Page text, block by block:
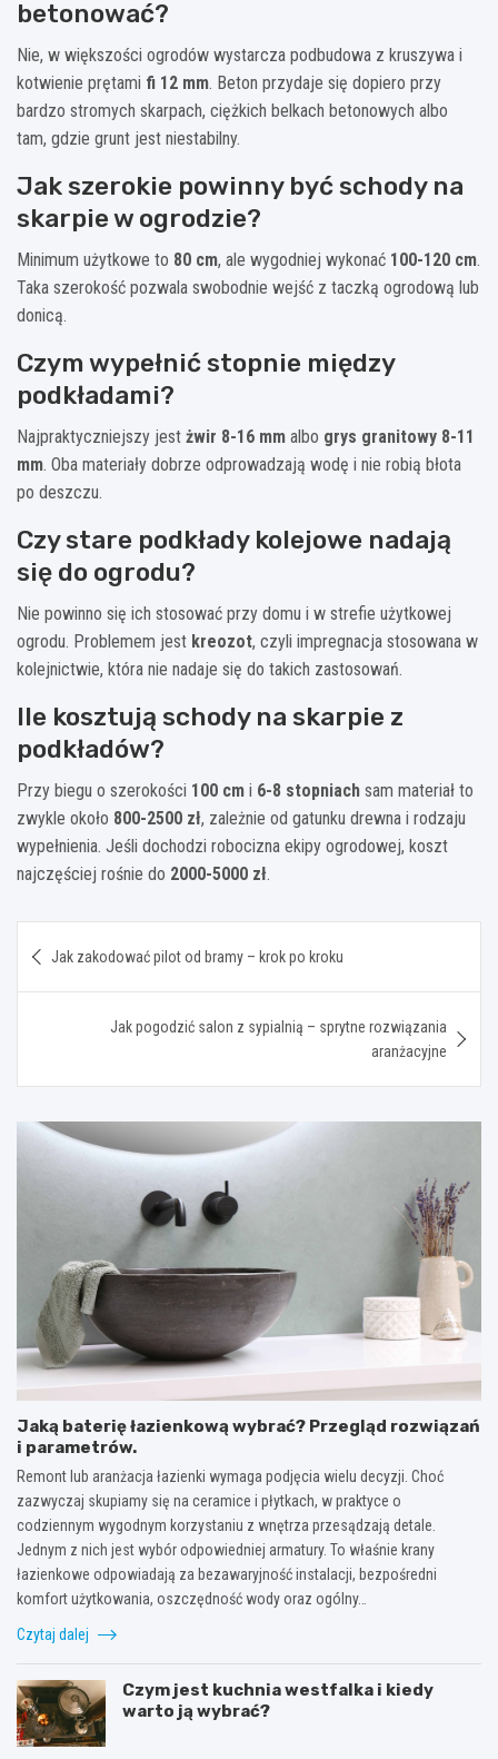
betonować?
Nie, w większości ogrodów wystarcza podbudowa z kruszywa i
kotwienie prętami fi 12 mm. Beton przydaje się dopiero przy
bardzo stromych skarpach, ciężkich belkach betonowych albo
tam, gdzie grunt jest niestabilny.
Jak szerokie powinny być schody na
skarpie w ogrodzie?
Minimum użytkowe to 80 cm, ale wygodniej wykonać 100-120 cm.
Taka szerokość pozwala swobodnie wejść z taczką ogrodową lub
donicą.
Czym wypełnić stopnie między
podkładami?
Najpraktyczniejszy jest żwir 8-16 mm albo grys granitowy 8-11
mm. Oba materiały dobrze odprowadzają wodę i nie robią błota
po deszczu.
Czy stare podkłady kolejowe nadają
się do ogrodu?
Nie powinno się ich stosować przy domu i w strefie użytkowej
ogrodu. Problemem jest kreozot, czyli impregnacja stosowana w
kolejnictwie, która nie nadaje się do takich zastosowań.
Ile kosztują schody na skarpie z
podkładów?
Przy biegu o szerokości 100 cm i 6-8 stopniach sam materiał to
zwykle około 800-2500 zł, zależnie od gatunku drewna i rodzaju
wypełnienia. Jeśli dochodzi robocizna ekipy ogrodowej, koszt
najczęściej rośnie do 2000-5000 zł.
wpisu
Jak zakodować pilot od bramy – krok po kroku
Jak pogodzić salon z sypialnią – sprytne rozwiązania
aranżacyjne
Jaką baterię łazienkową wybrać? Przegląd rozwiązań
i parametrów.
Remont lub aranżacja łazienki wymaga podjęcia wielu decyzji. Choć
zazwyczaj skupiamy się na ceramice i płytkach, w praktyce o
codziennym wygodnym korzystaniu z wnętrza przesądzają detale.
Jednym z nich jest wybór odpowiedniej armatury. To właśnie krany
łazienkowe odpowiadają za bezawaryjność instalacji, bezpośredni
komfort użytkowania, oszczędność wody oraz ogólny…
Czytaj dalej
Czym jest kuchnia westfalka i kiedy
warto ją wybrać?